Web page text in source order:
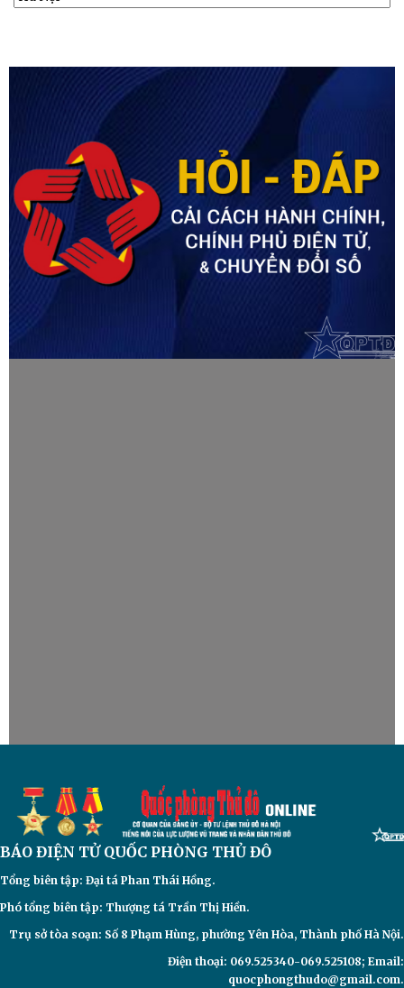
BÁO ĐIỆN TỬQUỐC PHÒNG THỦ ĐÔ
Tổng biên tập: Đại tá Phan Thái Hồng.
Phó tổng biên tập: Thượng tá Trần Thị Hiền.
Trụ sở tòa soạn: Số 8 Phạm Hùng, phường Yên Hòa, Thành phố Hà Nội.
Điện thoại: 069.525340-069.525108; Email:
quocphongthudo@gmail.com.